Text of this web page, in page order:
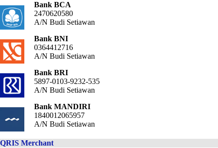
Bank BCA
2470620580
A/N Budi Setiawan
Bank BNI
0364412716
A/N Budi Setiawan
Bank BRI
5897-0103-9232-535
A/N Budi Setiawan
Bank MANDIRI
1840012065957
A/N Budi Setiawan
QRIS Merchant